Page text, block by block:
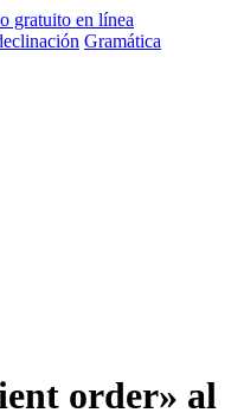
Gramática
order» al